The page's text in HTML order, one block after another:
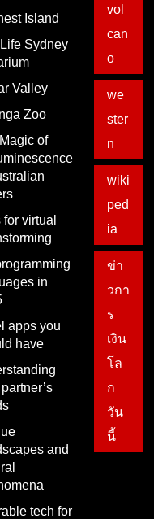
Island
Sydney
Valley
Zoo
of
virtual
in
apps you
have
and
tech for
vol
can
o
we
ster
n
wiki
ped
ia
ข่า
วกา
ร
เงิน
โล
ก
วัน
นี้